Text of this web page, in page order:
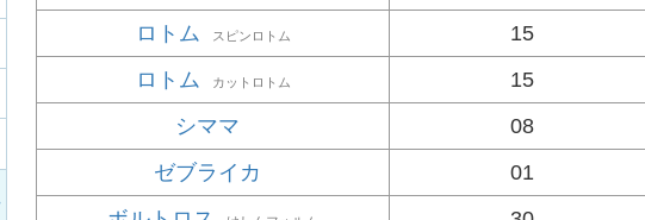
ロトム
スピンロトム
15
ロトム
カットロトム
15
シママ
08
ゼブライカ
01